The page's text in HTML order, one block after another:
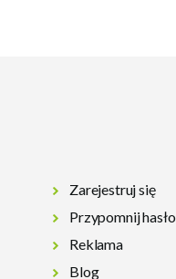
Zarejestruj się
Przypomnij hasło
Reklama
Blog